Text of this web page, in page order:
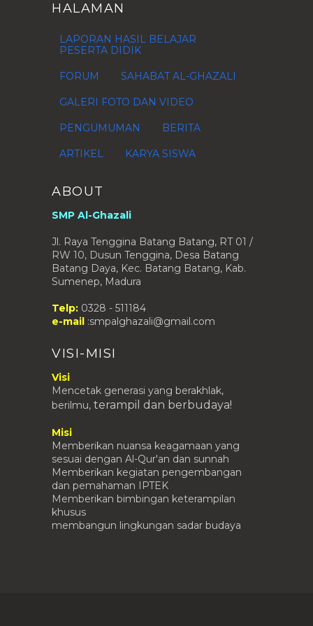
►2010 (4)
►2009(1)
HALAMAN
LAPORAN HASIL BELAJAR
PESERTA DIDIK
FORUM SAHABAT AL-GHAZALI
GALERI FOTO DAN VIDEO
PENGUMUMAN BERITA
ARTIKEL KARYA SISWA
ABOUT
SMP Al-Ghazali
Jl. Raya Tenggina Batang Batang, RT 01 /
RW 10, Dusun Tenggina, Desa Batang
Batang Daya, Kec. Batang Batang, Kab.
Sumenep, Madura
Telp: 0328 - 511184
e-mail :smpalghazali@gmail.com
VISI-MISI
Visi
Mencetak generasi yang berakhlak,
berilmu, terampil dan berbudaya!
Misi
Memberikan nuansa keagamaan yang
sesuai dengan Al-Qur'an dan sunnah
Memberikan kegiatan pengembangan
dan pemahaman IPTEK
Memberikan bimbingan keterampilan
khusus
membangun lingkungan sadar budaya